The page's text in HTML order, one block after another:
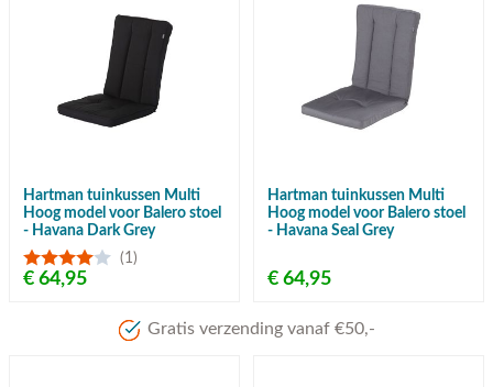
Hartman tuinkussen Multi
Hoog model voor Balero stoel
- Havana Dark Grey
(1)
€ 64,95
Hartman tuinkussen Multi
Hoog model voor Balero stoel
- Havana Seal Grey
€ 64,95
Gratis verzending vanaf €50,-